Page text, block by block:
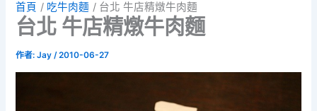
首頁 吃牛肉麵 台北 牛店精燉牛肉麵
台北 牛店精燉牛肉麵
作者:Jay/2010-06-27